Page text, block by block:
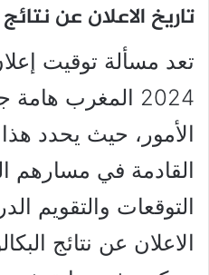
تاريخ الاعلان عن نتائج
تعد مسألة توقيت إعلان
2024 المغرب
الأمور، حيث يحدد
القادمة في مسارهم
التوقعات والتقويم